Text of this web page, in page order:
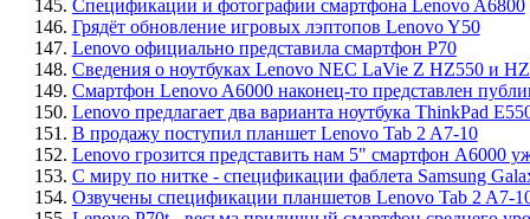
145. Спецификации и фотографии смартфона Lenovo A6800
146. Грядёт обновление игровых лэптопов Lenovo Y50
147. Lenovo официально представила смартфон P70
148. Сведения о ноутбуках Lenovo NEC LaVie Z HZ550 и
149. Смартфон Lenovo A6000 наконец-то представлен
150. Lenovo предлагает два варианта ноутбука ThinkPad
151. В продажу поступил планшет Lenovo Tab 2 A7-10
152. Lenovo грозится представить нам 5" смартфон A6000
153. С миру по нитке - спецификации фаблета Samsung
154. Озвучены спецификации планшетов Lenovo Tab 2 A7-